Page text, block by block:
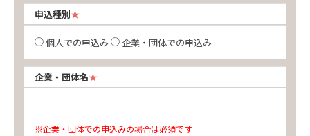
申込種別
個人での申込み 企業・団体での申込み
企業・団体名
※企業・団体での申込みの場合は必須です